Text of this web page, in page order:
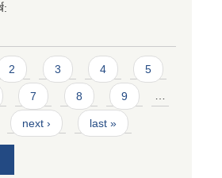
2 3 4 5
7 8 9 …
next › last »